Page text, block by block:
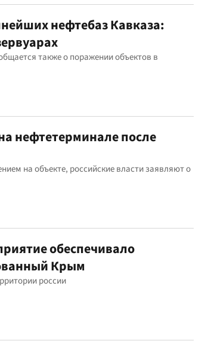
нефтебаз Кавказа:
также о поражении объектов в
нефтетерминале после
на объекте, российские власти заявляют о
обеспечивало
Крым
россии